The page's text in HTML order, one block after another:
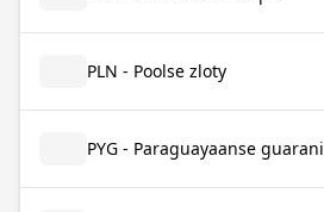
PLN - Poolse zloty
PYG - Paraguayaanse guarani